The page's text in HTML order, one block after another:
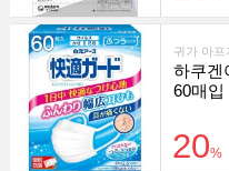
하쿠겐
60매입
20%